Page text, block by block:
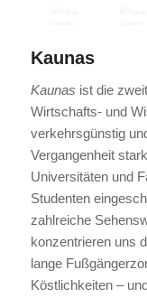
Kaunas
Kaunas ist die
Wirtschafts- und
verkehrsgünstig
Vergangenheit
Universitäten und
Studenten
zahlreiche
konzentrieren uns
lange
Köstlichkeiten –